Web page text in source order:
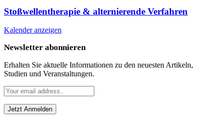
Stoßwellentherapie & alternierende Verfahren
Kalender anzeigen
Newsletter abonnieren
Erhalten Sie aktuelle Informationen zu den neuesten Artikeln,
Studien und Veranstaltungen.